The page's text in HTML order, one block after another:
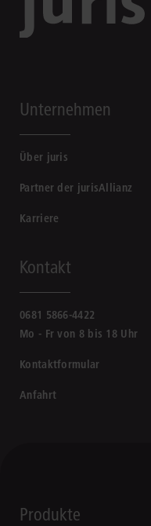
Unternehmen
Über juris
Partner der jurisAllianz
Karriere
Kontakt
0681 5866-4422
Mo - Fr von 8 bis 18 Uhr
Kontaktformular
Anfahrt
Produkte